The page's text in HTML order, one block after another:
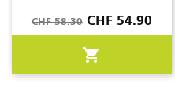
Verkaufspreis
CHF 58.30 Preis
CHF 54.90
shopping_cart